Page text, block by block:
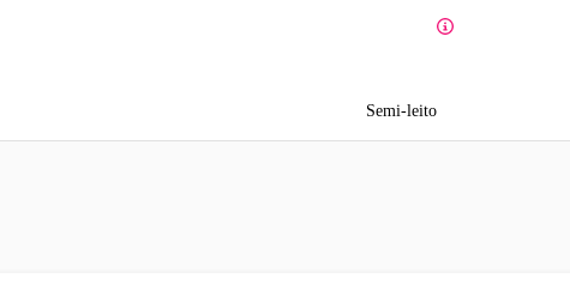
Semi-leito